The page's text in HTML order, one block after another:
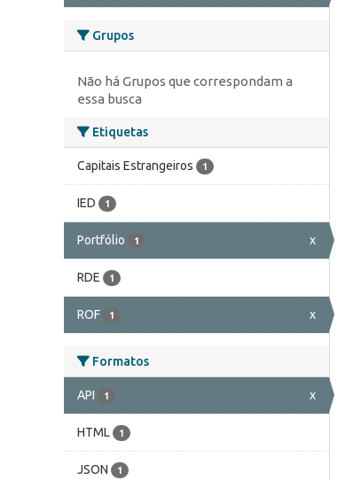
Grupos
Não há Grupos que correspondam a
essa busca
Etiquetas
Capitais Estrangeiros 1
IED 1
Portfólio 1 x
RDE 1
ROF 1 x
Formatos
API 1 x
HTML 1
JSON 1